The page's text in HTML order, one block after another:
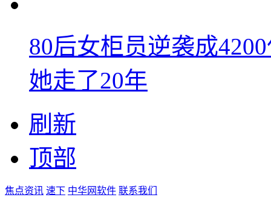
80后女柜员逆袭成
她走了20年
刷新
顶部
焦点资讯 速下 中华网软件 联系我们